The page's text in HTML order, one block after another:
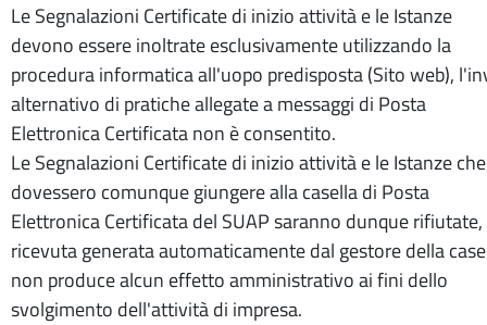
Le Segnalazioni Certificate di inizio attività e le Istanze
devono essere inoltrate esclusivamente utilizzando la
procedura informatica all'uopo predisposta (Sito web),
alternativo di pratiche allegate a messaggi di Posta
Elettronica Certificata non è consentito.
Le Segnalazioni Certificate di inizio attività e le Istanze che
dovessero comunque giungere alla casella di Posta
Elettronica Certificata del SUAP saranno dunque rifiutate,
ricevuta generata automaticamente dal gestore della
non produce alcun effetto amministrativo ai fini dello
svolgimento dell'attività di impresa.